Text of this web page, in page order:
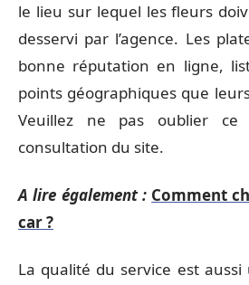
le lieu sur lequel les fleurs
desservi par l’agence. Les
bonne réputation en ligne,
points géographiques que
Veuillez ne pas oublier
consultation du site.
A lire également : Comment
car ?
La qualité du service est